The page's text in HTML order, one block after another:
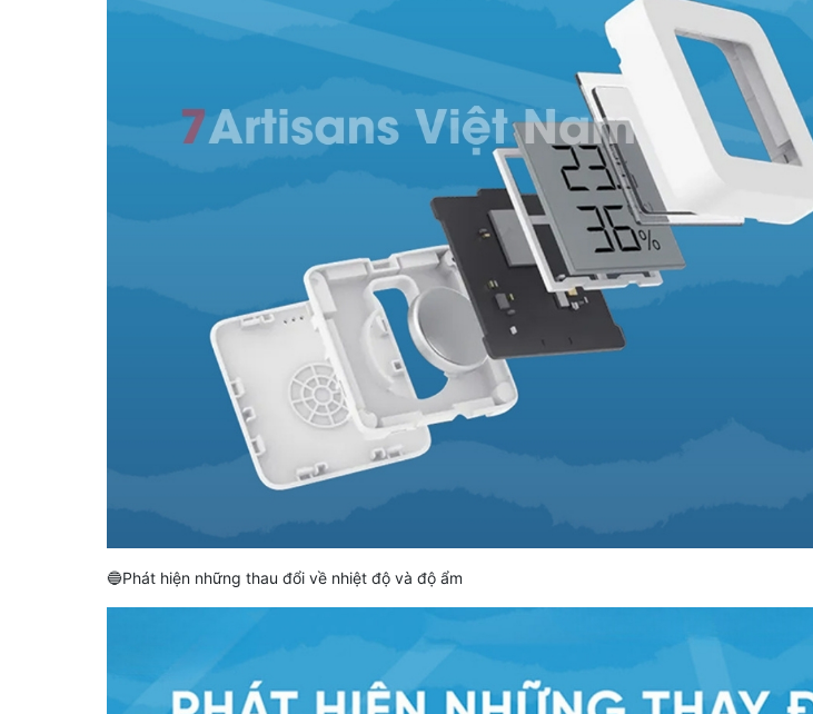
🔵Phát hiện những thau đổi về nhiệt độ và độ ẩm